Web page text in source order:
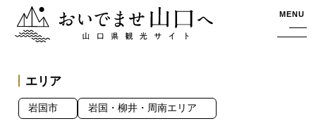
おいでませ山口へー山口県観光サイト MENU
エリア
岩国市 岩国・柳井・周南エリア